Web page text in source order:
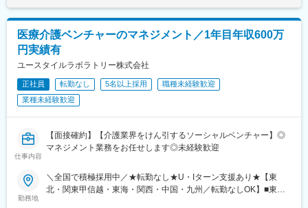
ジション
医療介護ベンチャーのマネジメント／1年目年収600万
円実績有
ユースタイルラボラトリー株式会社
正社員 転勤なし 5名以上採用
職種未経験歓迎
業種未経験歓迎
仕事内容
【面接確約】【介護業界をけん引するソーシャルベンチャー】◎
マネジメント業務をお任せします◎未経験歓迎
勤務地
＼全国で積極採用中／★転勤なし★U・Iターン支援あり★【東
北・関東甲信越・東海・関西・中国・九州／転勤なしOK】■東北